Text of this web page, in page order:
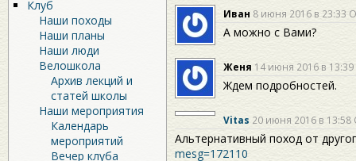
Клуб
Наши походы
Наши планы
Наши люди
Велошкола
Архив лекций и
статей школы
Наши мероприятия
Календарь
мероприятий
Вечер клуба
Иван 8 июня 2016 в 23:33
А можно с Вами?
Женя 14 июня 2016 в 13:39
Ждем подробностей.
Vitas 20 июня 2016 в 13:58
Альтернативный поход от
mesg=172110